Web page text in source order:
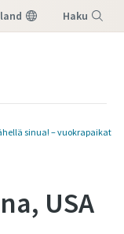
Haku
sinua! – vuokrapaikat
USA